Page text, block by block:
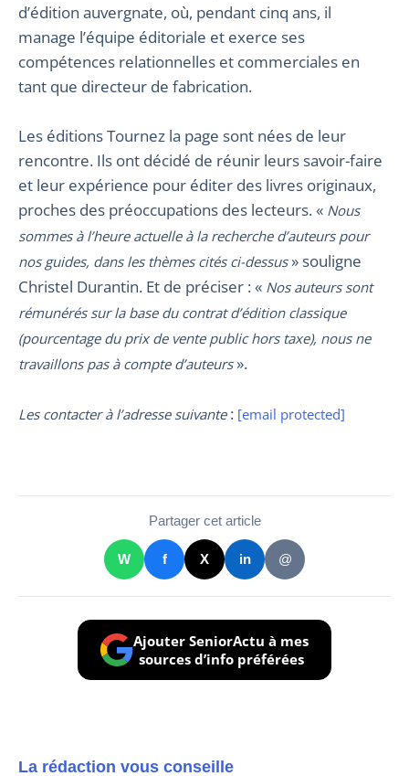
d’édition auvergnate, où, pendant cinq ans, il
manage l’équipe éditoriale et exerce ses
compétences relationnelles et commerciales en
tant que directeur de fabrication.
Les éditions Tournez la page sont nées de leur
rencontre. Ils ont décidé de réunir leurs savoir-faire
et leur expérience pour éditer des livres originaux,
proches des préoccupations des lecteurs. « Nous
sommes à l’heure actuelle à la recherche d’auteurs pour
nos guides, dans les thèmes cités ci-dessus» souligne
Christel Durantin. Et de préciser : « Nos auteurs sont
rémunérés sur la base du contrat d’édition classique
(pourcentage du prix de vente public hors taxe), nous ne
travaillons pas à compte d’auteurs».
Les contacter à l’adresse suivante: [email protected]
Partager cet article
W f X in @
Ajouter SeniorActu à mes
sources d’info préférées
La rédaction vous conseille